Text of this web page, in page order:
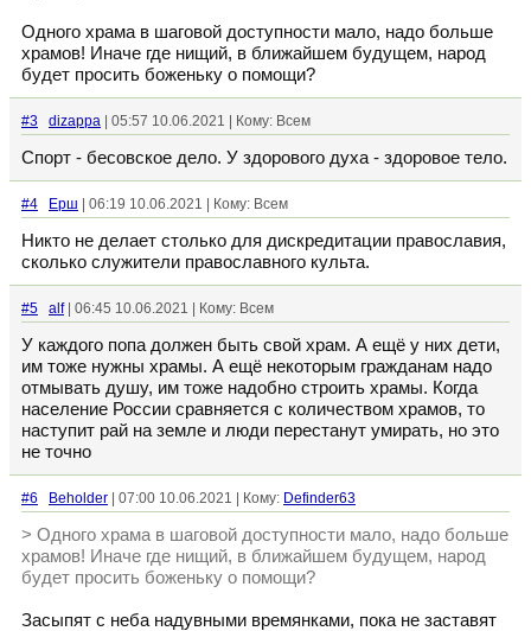
Одного храма в шаговой доступности мало, надо больше
храмов! Иначе где нищий, в ближайшем будущем, народ
будет просить боженьку о помощи?
#3 dizappa | 05:57 10.06.2021 | Кому: Всем
Спорт - бесовское дело. У здорового духа - здоровое тело.
#4 Ерш | 06:19 10.06.2021 | Кому: Всем
Никто не делает столько для дискредитации православия,
сколько служители православного культа.
#5 alf| 06:45 10.06.2021 | Кому: Всем
У каждого попа должен быть свой храм. А ещё у них дети,
им тоже нужны храмы. А ещё некоторым гражданам надо
отмывать душу, им тоже надобно строить храмы. Когда
население России сравняется с количеством храмов, то
наступит рай на земле и люди перестанут умирать, но это
не точно
#6 Beholder | 07:00 10.06.2021 | Кому: Definder63
> Одного храма в шаговой доступности мало, надо больше
храмов! Иначе где нищий, в ближайшем будущем, народ
будет просить боженьку о помощи?
Засыпят с неба надувными времянками, пока не заставят